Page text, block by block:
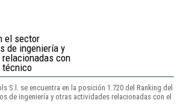
el sector
de ingeniería y
con
técnico
S.l. se encuentra en la posición 1.720 del Ranking del
de ingeniería y otras actividades relacionadas con el